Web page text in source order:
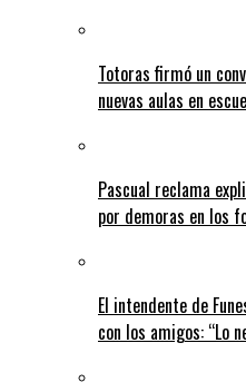
Totoras firmó un
nuevas aulas en
Pascual reclama
por demoras en los
El intendente de
con los amigos: “Lo